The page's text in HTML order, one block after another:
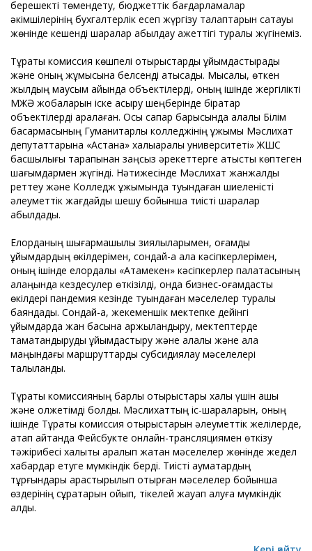
берешекті төмендету, бюджеттік бағдарламалар
әкімшілерінің бухгалтерлік есеп жүргізу талаптарын сақтауы
жөнінде кешенді шаралар қабылдау қажеттігі туралы жүгінеміз.
Тұрақты комиссия көшпелі отырыстарды ұйымдастырады
және оның жұмысына белсенді қатысады. Мысалы, өткен
жылдың маусым айында объектілерді, оның ішінде жергілікті
МЖӘ жобаларын іске асыру шеңберінде бірқатар
объектілерді аралаған. Осы сапар барысында қалалық Білім
басқармасының Гуманитарлық колледжінің ұжымы Мәслихат
депутаттарына «Астана» халықаралық университеті» ЖШС
басшылығы тарапынан заңсыз әрекеттерге қатысты көптеген
шағымдармен жүгінді. Нәтижесінде Мәслихат жанжалды
реттеу және Колледж ұжымында туындаған шиеленісті
әлеуметтік жағдайды шешу бойынша тиісті шаралар
қабылдады.
Елорданың шығармашылық зиялыларымен, қоғамдық
ұйымдардың өкілдерімен, сондай-ақ қала кәсіпкерлерімен,
оның ішінде елордалық «Атамекен» кәсіпкерлер палатасының
алаңында кездесулер өткізілді, онда бизнес-қоғамдастық
өкілдері пандемия кезінде туындаған мәселелер туралы
баяндады. Сондай-ақ, жекеменшік мектепке дейінгі
ұйымдарда жан басына қаржыландыру, мектептерде
тамақтандыруды ұйымдастыру және қалалық және қала
маңындағы маршруттарды субсидиялау мәселелері
талқыланды.
Тұрақты комиссияның барлық отырыстары халық үшін ашық
және қолжетімді болды. Мәслихаттың іс-шараларын, оның
ішінде Тұрақты комиссия отырыстарын әлеуметтік желілерде,
атап айтқанда Фейсбукте онлайн-трансляциямен өткізу
тәжірибесі халықты қаралып жатқан мәселелер жөнінде жедел
хабардар етуге мүмкіндік берді. Тиісті аумақтардың
тұрғындары қарастырылып отырған мәселелер бойынша
өздерінің сұрақтарын қойып, тікелей жауап алуға мүмкіндік
алды.